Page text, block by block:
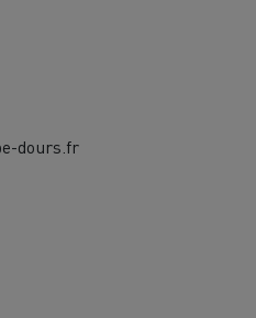
dours.fr